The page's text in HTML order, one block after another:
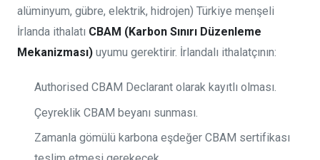
alüminyum, gübre, elektrik, hidrojen) Türkiye menşeli
İrlanda ithalatı CBAM (Karbon Sınırı Düzenleme
Mekanizması) uyumu gerektirir. İrlandalı ithalatçının:
Authorised CBAM Declarant olarak kayıtlı olması.
Çeyreklik CBAM beyanı sunması.
Zamanla gömülü karbona eşdeğer CBAM sertifikası